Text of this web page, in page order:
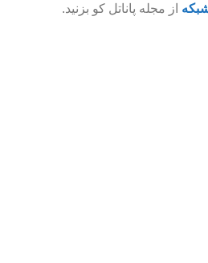
از مجله پاناتل کو بزنید.